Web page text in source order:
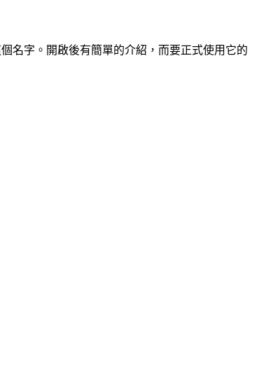
名字。開啟後有簡單的介紹，而要正式使用它的